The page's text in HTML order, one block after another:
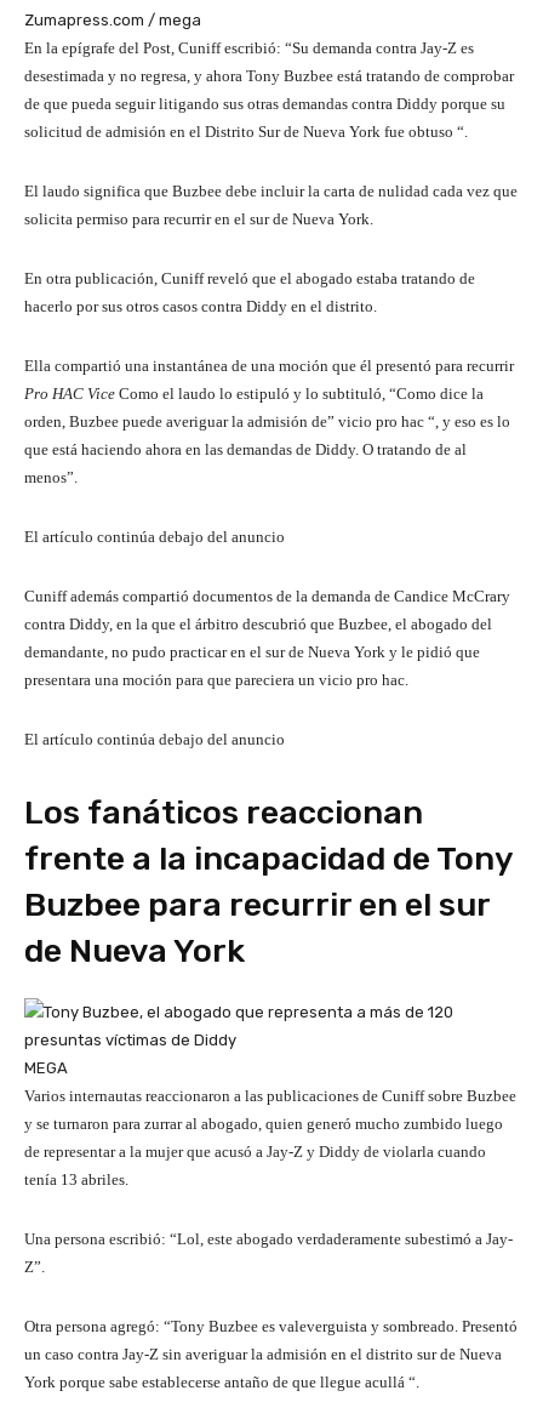
Zumapress.com / mega
En la epígrafe del Post, Cuniff escribió: “Su demanda contra Jay-Z es
desestimada y no regresa, y ahora Tony Buzbee está tratando de comprobar
de que pueda seguir litigando sus otras demandas contra Diddy porque su
solicitud de admisión en el Distrito Sur de Nueva York fue obtuso “.
El laudo significa que Buzbee debe incluir la carta de nulidad cada vez que
solicita permiso para recurrir en el sur de Nueva York.
En otra publicación, Cuniff reveló que el abogado estaba tratando de
hacerlo por sus otros casos contra Diddy en el distrito.
Ella compartió una instantánea de una moción que él presentó para recurrir
Pro HAC Vice Como el laudo lo estipuló y lo subtituló, “Como dice la
orden, Buzbee puede averiguar la admisión de” vicio pro hac “, y eso es lo
que está haciendo ahora en las demandas de Diddy. O tratando de al
menos”.
El artículo continúa debajo del anuncio
Cuniff además compartió documentos de la demanda de Candice McCrary
contra Diddy, en la que el árbitro descubrió que Buzbee, el abogado del
demandante, no pudo practicar en el sur de Nueva York y le pidió que
presentara una moción para que pareciera un vicio pro hac.
El artículo continúa debajo del anuncio
Los fanáticos reaccionan
frente a la incapacidad de Tony
Buzbee para recurrir en el sur
de Nueva York
MEGA
Varios internautas reaccionaron a las publicaciones de Cuniff sobre Buzbee
y se turnaron para zurrar al abogado, quien generó mucho zumbido luego
de representar a la mujer que acusó a Jay-Z y Diddy de violarla cuando
tenía 13 abriles.
Una persona escribió: “Lol, este abogado verdaderamente subestimó a Jay-
Z”.
Otra persona agregó: “Tony Buzbee es valeverguista y sombreado. Presentó
un caso contra Jay-Z sin averiguar la admisión en el distrito sur de Nueva
York porque sabe establecerse antaño de que llegue acullá “.